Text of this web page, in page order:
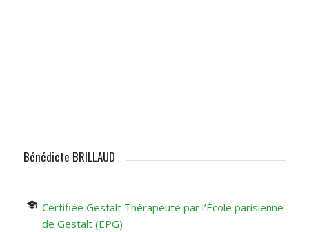
Bénédicte BRILLAUD
Certifiée Gestalt Thérapeute par l’École parisienne
de Gestalt (EPG)